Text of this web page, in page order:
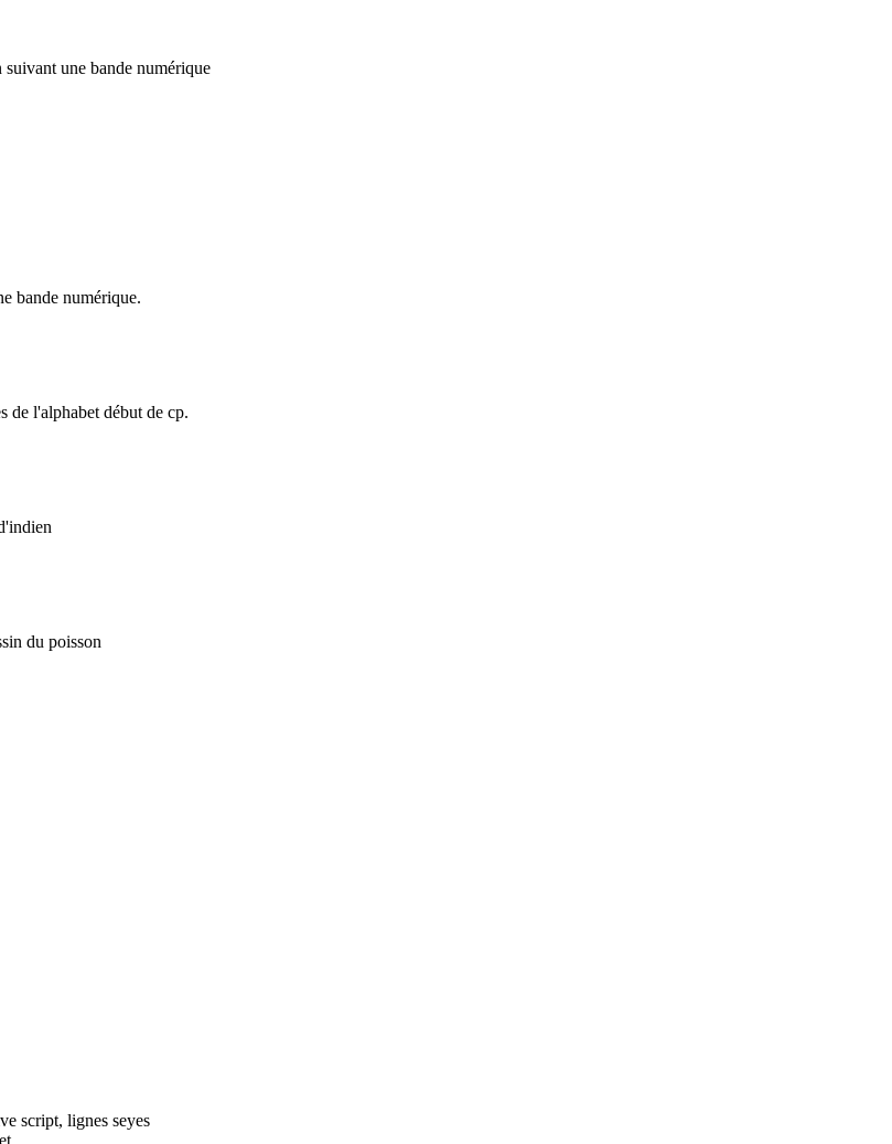
suivant une bande numérique
bande numérique.
de l'alphabet début de cp.
du poisson
script, lignes seyes